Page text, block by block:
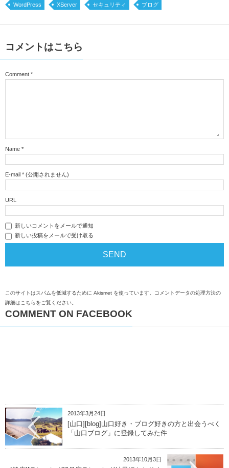
WordPress XServer セキュリティ ブログ
コメントはこちら
Comment *
Name *
E-mail * (公開されません)
URL
新しいコメントをメールで通知
新しい投稿をメールで受け取る
このサイトはスパムを低減するために Akismet を使っています。 コメントデータの処理方法の
詳細はこちらをご覧ください
COMMENT ON FACEBOOK
2013年3月24日
[山口][blog]山口好き・ブログ好きの方と出会うべく
「山口ブログ」に登録してみた件
2013年10月3日